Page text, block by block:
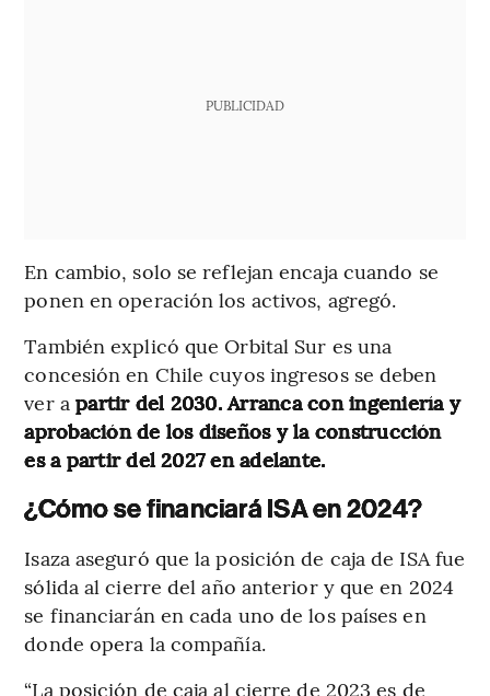
PUBLICIDAD
En cambio, solo se reflejan encaja cuando se
ponen en operación los activos, agregó.
También explicó que Orbital Sur es una
concesión en Chile cuyos ingresos se deben
ver a partir del 2030. Arranca con ingeniería y
aprobación de los diseños y la construcción
es a partir del 2027 en adelante.
¿Cómo se financiará ISA en 2024?
Isaza aseguró que la posición de caja de ISA fue
sólida al cierre del año anterior y que en 2024
se financiarán en cada uno de los países en
donde opera la compañía.
“La posición de caja al cierre de 2023 es de